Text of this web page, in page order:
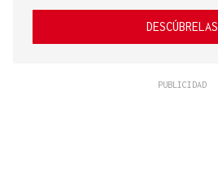
DESCÚBRELAS